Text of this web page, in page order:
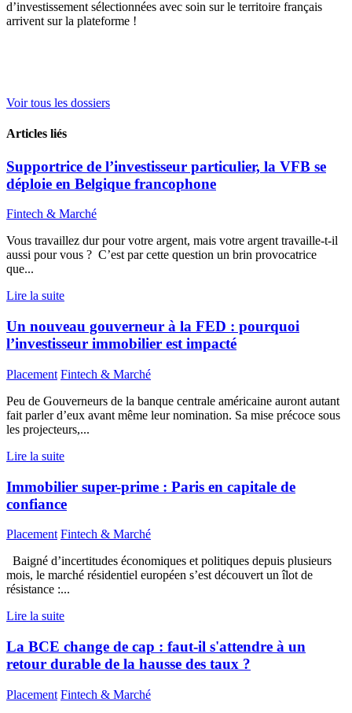
d’investissement sélectionnées avec soin sur le territoire français
arrivent sur la plateforme !
Voir tous les dossiers
Articles liés
Supportrice de l’investisseur particulier, la VFB se
déploie en Belgique francophone
Fintech & Marché
Vous travaillez dur pour votre argent, mais votre argent travaille-t-il
aussi pour vous ? C’est par cette question un brin provocatrice
que...
Lire la suite
Un nouveau gouverneur à la FED : pourquoi
l’investisseur immobilier est impacté
Placement Fintech & Marché
Peu de Gouverneurs de la banque centrale américaine auront autant
fait parler d’eux avant même leur nomination. Sa mise précoce sous
les projecteurs,...
Lire la suite
Immobilier super-prime : Paris en capitale de
confiance
Placement Fintech & Marché
Baigné d’incertitudes économiques et politiques depuis plusieurs
mois, le marché résidentiel européen s’est découvert un îlot de
résistance :...
Lire la suite
La BCE change de cap : faut-il s'attendre à un
retour durable de la hausse des taux ?
Placement Fintech & Marché